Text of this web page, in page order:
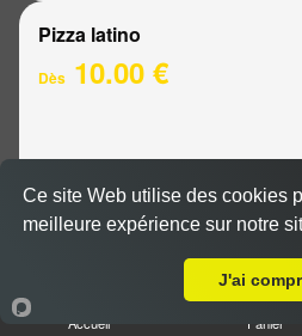
Pizza latino
Dès 10.00 €
Base sauce tomate, fromage,
sauce barbecue
Accueil Panier
Ce site Web utilise des cookies
meilleure expérience sur notre
J'ai